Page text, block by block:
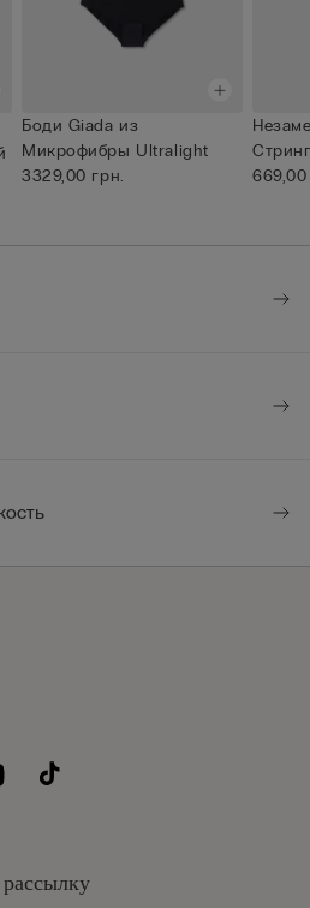
Боди Giada из
Микрофибры Ultralight
3329,00 грн.
Ultra...
669,00